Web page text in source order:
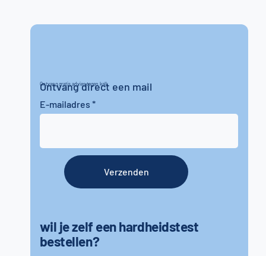
Ontvang gratis advies tegen kalk
Ontvang direct een mail
wil je zelf een hardheidstest
bestellen?
E-mailadres
Verzenden